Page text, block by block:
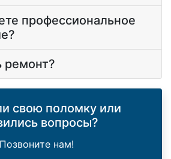
профессиональное
ремонт?
свою поломку или
вопросы?
Позвоните нам!